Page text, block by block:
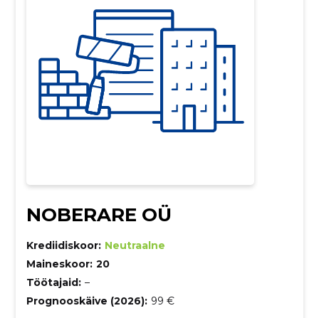
NOBERARE OÜ
Krediidiskoor: Neutraalne
Maineskoor: 20
Töötajaid: –
Prognooskäive (2026): 99 €